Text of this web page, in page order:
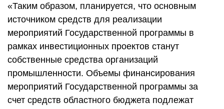
«Таким образом, планируется, что основным
источником средств для реализации
мероприятий Государственной программы в
рамках инвестиционных проектов станут
собственные средства организаций
промышленности. Объемы финансирования
мероприятий Государственной программы за
счет средств областного бюджета подлежат